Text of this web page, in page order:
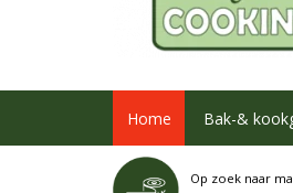
Home Bak-&
Op zoek naar